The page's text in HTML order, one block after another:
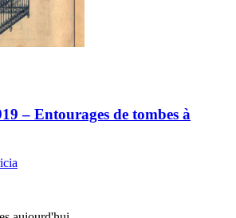
– Entourages de tombes à